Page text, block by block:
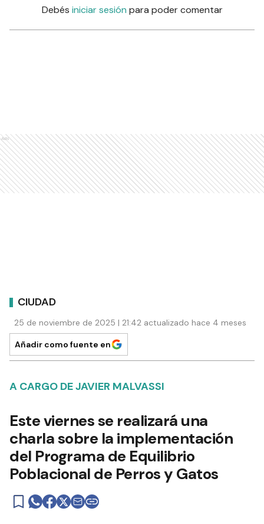
Debés iniciar sesión para poder comentar
Ads
CIUDAD
25 de noviembre de 2025 | 21:42 actualizado hace 4 meses
Añadir como fuente en
A CARGO DE JAVIER MALVASSI
Este viernes se realizará una
charla sobre la implementación
del Programa de Equilibrio
Poblacional de Perros y Gatos